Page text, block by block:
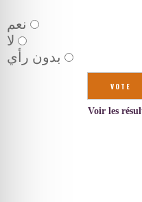
نعم
لا
بدون رأي
Voir les